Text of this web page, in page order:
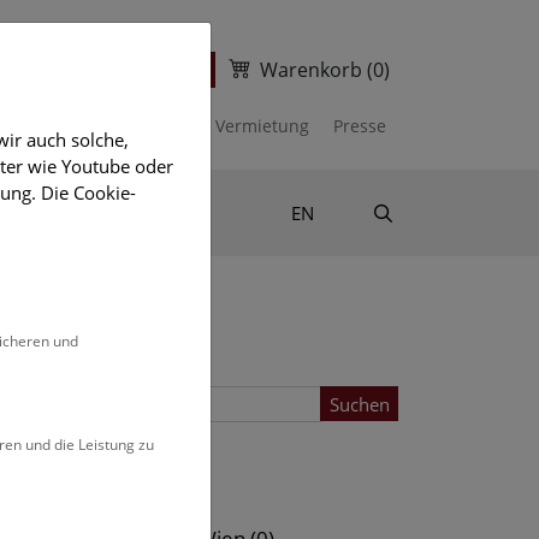
Warenkorb (0)
Vermietung Presse
EN
Suchen
auch solche,
wie Youtube oder
Die Cookie-
und
und die Leistung zu